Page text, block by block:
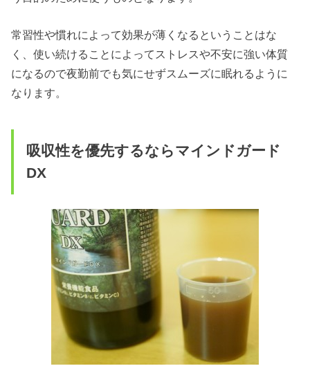
常習性や慣れによって効果が薄くなるということはな
く、使い続けることによってストレスや不安に強い体質
になるので夜勤前でも気にせずスムーズに眠れるように
なります。
吸収性を優先するならマインドガード
DX